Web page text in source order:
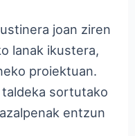
joan ziren
lanak ikustera,
proiektuan.
taldeka sortutako
entzun